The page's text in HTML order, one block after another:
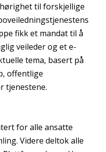
til forskjellige
fikk et mandat til å
veileder og et e-
tema, basert på
offentlige
tjenestene.
for alle ansatte
Videre deltok alle